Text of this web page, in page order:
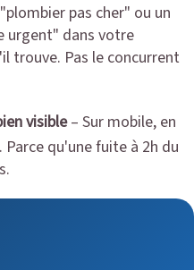
pas cher" ou un
urgent" dans votre
trouve. Pas le concurrent
visible– Sur mobile, en
Parce qu'une fuite à 2h du